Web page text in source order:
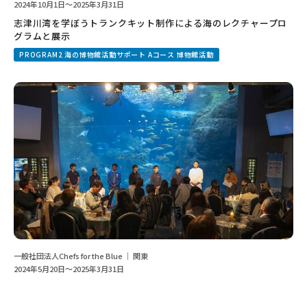
2024年10月1日～2025年3月31日
志津川湾を学ぼうトランクキット制作による海のレクチャープロ
グラムと展示
PROGRAM2 海の博物館活動サポート Aコース 博物館活動
一般社団法人Chefs for the Blue ｜ 関東
2024年5月20日～2025年3月31日